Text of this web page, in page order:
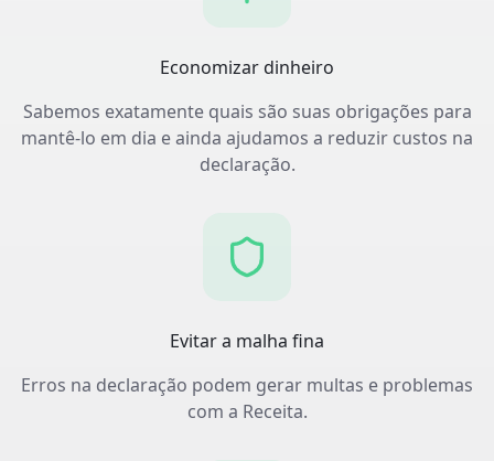
Economizar dinheiro
Sabemos exatamente quais são suas obrigações para
mantê-lo em dia e ainda ajudamos a reduzir custos na
declaração.
Evitar a malha fina
Erros na declaração podem gerar multas e problemas
com a Receita.